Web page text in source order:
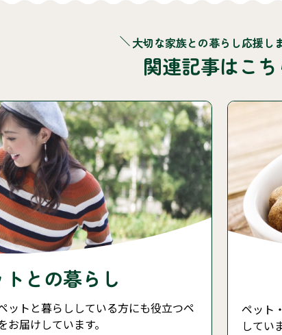
大切な家族との暮らし応援し
関連記事はこち
との暮らし
ットと暮らししている方にも役立つペ
届けしています。
ペット
してい